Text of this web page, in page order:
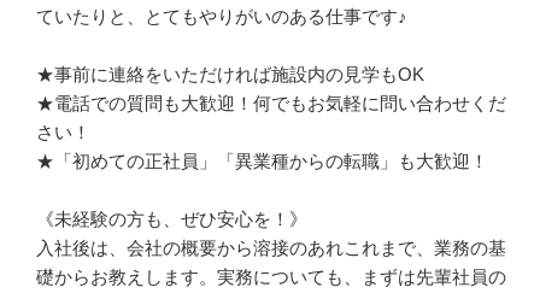
ていたりと、とてもやりがいのある仕事です♪
★事前に連絡をいただければ施設内の見学もOK
★電話での質問も大歓迎！何でもお気軽に問い合わせくだ
さい！
★「初めての正社員」「異業種からの転職」も大歓迎！
《未経験の方も、ぜひ安心を！》
入社後は、会社の概要から溶接のあれこれまで、業務の基
礎からお教えします。実務についても、まずは先輩社員の